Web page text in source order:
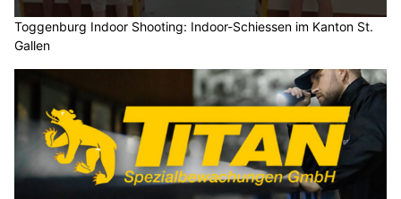
Toggenburg Indoor Shooting: Indoor-Schiessen im Kanton St.
Gallen